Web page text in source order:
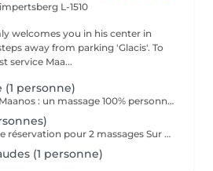
L-1510
welcomes you in his center in
away from parking 'Glacis'. To
service Maa...
(1 personne)
Le Massage Sur Mesure Maanos : un massage 100% personnalisé en fonction de vos besoins et de vos envies !
Le massage DUO est une réservation pour 2 massages Sur Mesure, en même temps dans la même cabine. Les 2 personnes pourront personnaliser leurs massages en fonction de leurs envies. Possibilité de demander 2 cabines séparées en arrivant sur place.
(1 personne)